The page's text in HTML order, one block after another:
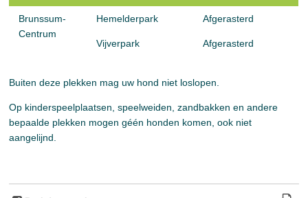
Brunssum-
Centrum
Hemelderpark
Vijverpark
Afgerasterd
Afgerasterd
Buiten deze plekken mag uw hond niet loslopen.
Op kinderspeelplaatsen, speelweiden, zandbakken en andere
bepaalde plekken mogen géén honden komen, ook niet
aangelijnd.